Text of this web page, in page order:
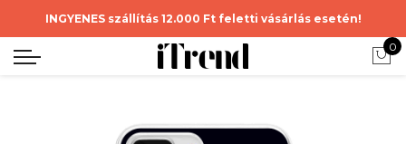
INGYENES szállítás 12.000 Ft feletti vásárlás esetén!
0